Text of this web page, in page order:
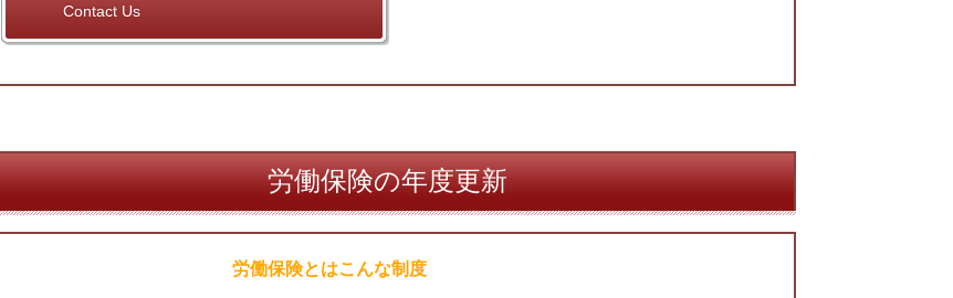
Contact Us
労働保険の年度更新
労働保険とはこんな制度